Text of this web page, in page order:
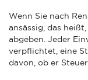
Wenn Sie nach
ansässig, das
abgeben. Jeder
verpflichtet, eine
davon, ob er